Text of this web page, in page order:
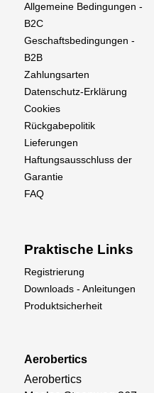
Allgemeine Bedingungen -
B2C
Geschaftsbedingungen -
B2B
Zahlungsarten
Datenschutz-Erklärung
Cookies
Rückgabepolitik
Lieferungen
Haftungsausschluss der
Garantie
FAQ
Praktische Links
Registrierung
Downloads - Anleitungen
Produktsicherheit
Aerobertics
Aerobertics